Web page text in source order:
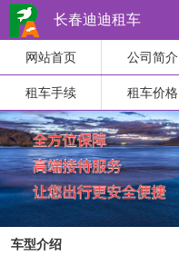
长春迪迪租车
网站首页 公司简介
租车手续 租车价格
车型介绍